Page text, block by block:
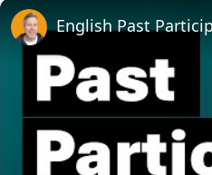
English Past